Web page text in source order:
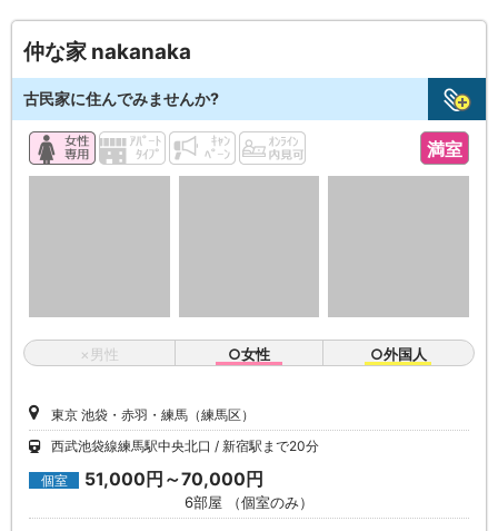
仲な家 nakanaka
古民家に住んでみませんか?
満室
×男性 ○女性 ○外国人
東京 池袋・赤羽・練馬（練馬区）
西武池袋線練馬駅中央北口
新宿駅まで20分
個室 51,000円～70,000円
6部屋 （個室のみ）